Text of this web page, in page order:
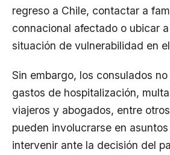
regreso a Chile, contactar a
connacional afectado o ubicar
situación de vulnerabilidad en
Sin embargo, los consulados
gastos de hospitalización,
viajeros y abogados, entre
pueden involucrarse en
intervenir ante la decisión del